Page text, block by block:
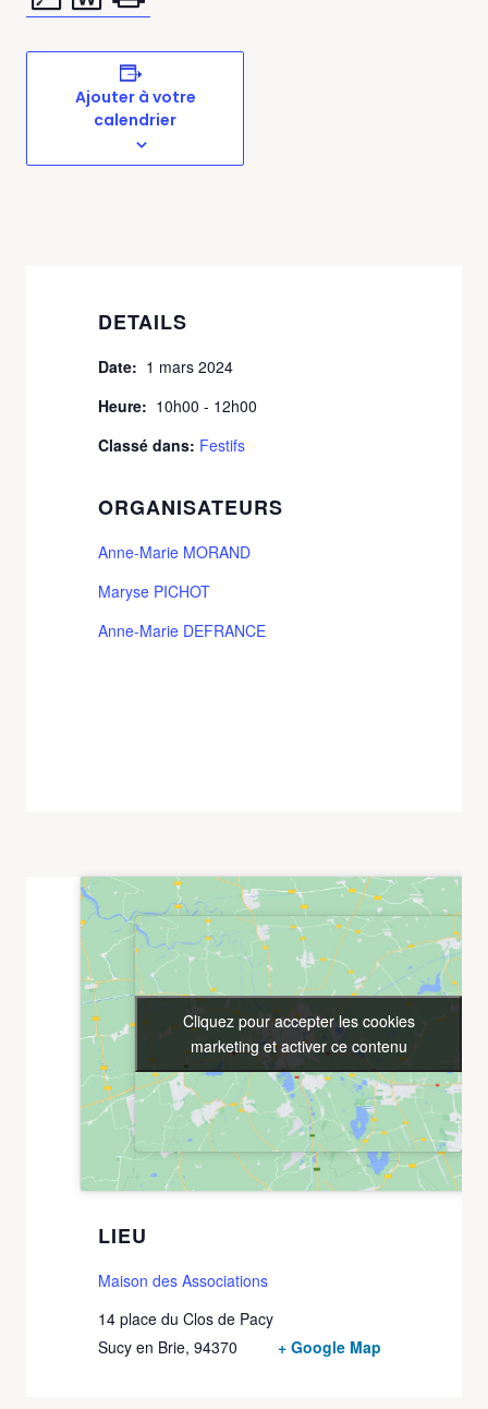
Ajouter à votre
calendrier
DETAILS
Date: 1 mars 2024
Heure: 10h00 - 12h00
Classé dans: Festifs
ORGANISATEURS
Anne-Marie MORAND
Maryse PICHOT
Anne-Marie DEFRANCE
LIEU
Maison des Associations
14 place du Clos de Pacy
Sucy en Brie, 94370 + Google Map
Cliquez pour accepter les cookies
marketing et activer ce contenu
Cliquez pour accepter les cookies
marketing et activer ce contenu